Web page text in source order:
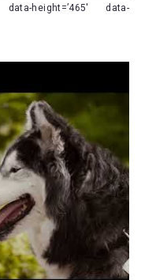
height=’465′ data-